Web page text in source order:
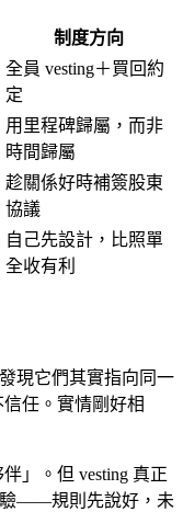
制度方向
全員 vesting＋買回約
定
用里程碑歸屬，而非
時間歸屬
趁關係好時補簽股東
協議
自己先設計，比照單
全收有利
現它們其實指向同一
任。實情剛好相
」。但 vesting 真正
驗——規則先說好，未